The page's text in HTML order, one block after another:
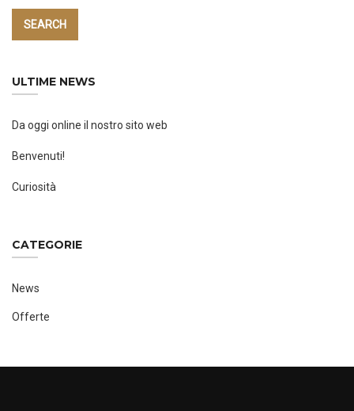
SEARCH
ULTIME NEWS
Da oggi online il nostro sito web
Benvenuti!
Curiosità
CATEGORIE
News
Offerte